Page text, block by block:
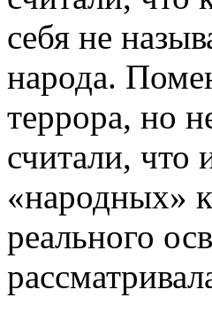
себя не
народа.
террора, но
считали, что
«народных»
реального